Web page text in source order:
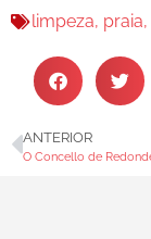
limpeza, praia,
ANTERIOR